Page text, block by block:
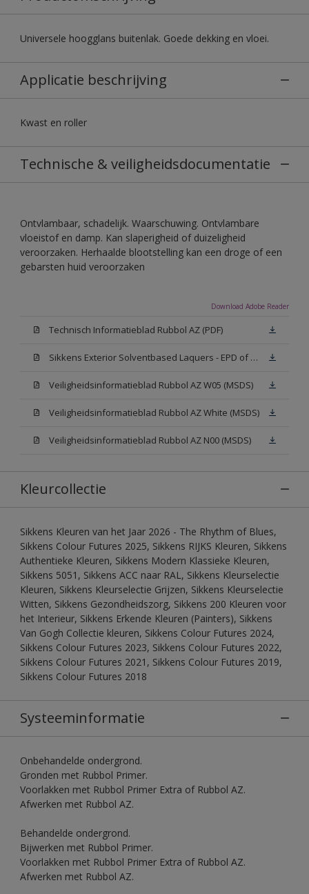
Universele hoogglans buitenlak. Goede dekking en vloei.
Applicatie beschrijving
Kwast en roller
Technische & veiligheidsdocumentatie
Ontvlambaar, schadelijk. Waarschuwing. Ontvlambare
vloeistof en damp. Kan slaperigheid of duizeligheid
veroorzaken. Herhaalde blootstelling kan een droge of een
gebarsten huid veroorzaken
Download Adobe Reader
Technisch Informatieblad Rubbol AZ (PDF)
Sikkens Exterior Solventbased Laquers - EPD of Milieuproductverklaring
Veiligheidsinformatieblad Rubbol AZ W05 (MSDS)
Veiligheidsinformatieblad Rubbol AZ White (MSDS)
Veiligheidsinformatieblad Rubbol AZ N00 (MSDS)
Kleurcollectie
Sikkens Kleuren van het Jaar 2026 - The Rhythm of Blues,
Sikkens Colour Futures 2025, Sikkens RIJKS Kleuren, Sikkens
Authentieke Kleuren, Sikkens Modern Klassieke Kleuren,
Sikkens 5051, Sikkens ACC naar RAL, Sikkens Kleurselectie
Kleuren, Sikkens Kleurselectie Grijzen, Sikkens Kleurselectie
Witten, Sikkens Gezondheidszorg, Sikkens 200 Kleuren voor
het Interieur, Sikkens Erkende Kleuren (Painters), Sikkens
Van Gogh Collectie kleuren, Sikkens Colour Futures 2024,
Sikkens Colour Futures 2023, Sikkens Colour Futures 2022,
Sikkens Colour Futures 2021, Sikkens Colour Futures 2019,
Sikkens Colour Futures 2018
Systeeminformatie
Onbehandelde ondergrond.
Gronden met Rubbol Primer.
Voorlakken met Rubbol Primer Extra of Rubbol AZ.
Afwerken met Rubbol AZ.
Behandelde ondergrond.
Bijwerken met Rubbol Primer.
Voorlakken met Rubbol Primer Extra of Rubbol AZ.
Afwerken met Rubbol AZ.